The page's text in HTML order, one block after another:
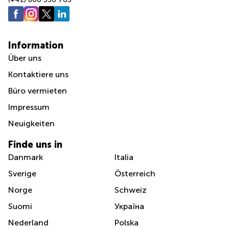
Information
Über uns
Kontaktiere uns
Büro vermieten
Impressum
Neuigkeiten
Finde uns in
Danmark
Sverige
Norge
Suomi
Nederland
Italia
Österreich
Schweiz
Україна
Polska